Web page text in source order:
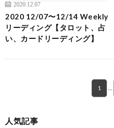
2020.12.07
2020 12/07〜12/14 Weekly
リーディング【タロット、占
い、カードリーディング】
1
人気記事